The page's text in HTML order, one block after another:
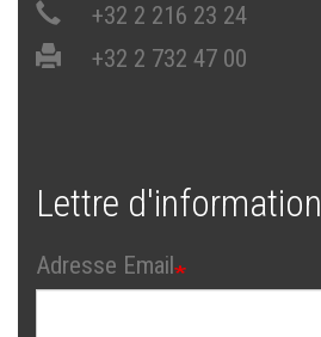
+32 2 216 23 24
+32 2 732 47 00
Lettre d'information
Adresse Email